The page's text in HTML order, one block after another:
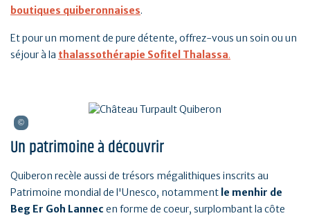
boutiques quiberonnaises.
Et pour un moment de pure détente, offrez-vous un soin ou un
séjour à la thalassothérapie Sofitel Thalassa.
Un patrimoine à découvrir
Quiberon recèle aussi de trésors mégalithiques inscrits au
Patrimoine mondial de l'Unesco, notamment le menhir de
Beg Er Goh Lannec en forme de coeur, surplombant la côte